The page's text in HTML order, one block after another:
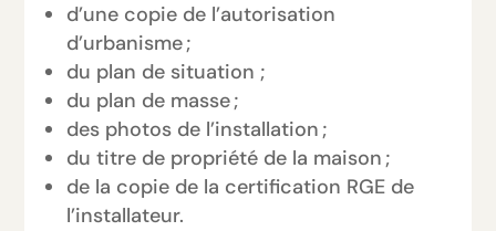
d’une copie de l’autorisation
d’urbanisme ;
du plan de situation ;
du plan de masse ;
des photos de l’installation ;
du titre de propriété de la maison ;
de la copie de la certification RGE de
l’installateur.